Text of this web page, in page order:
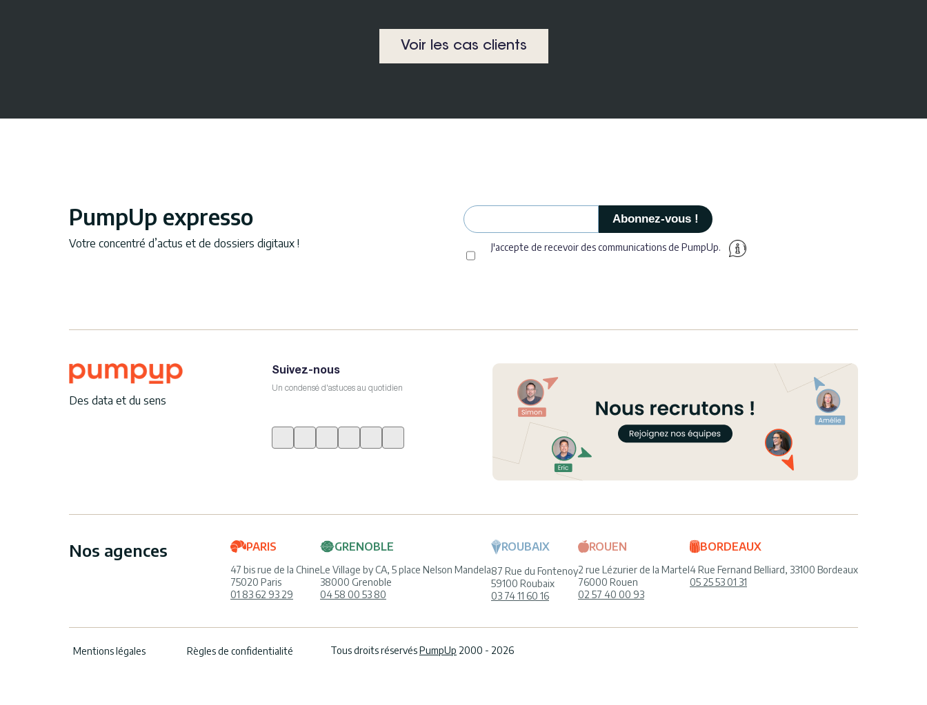
Voir les cas clients
PumpUp expresso
Votre concentré d’actus et de dossiers digitaux ! J'accepte de recevoir des communications de PumpUp.
Des data et du sens
Suivez-nous
Un condensé d'astuces au quotidien
Nos agences PARIS
47 bis rue de la Chine
75020 Paris
01 83 62 93 29
GRENOBLE
Le Village by CA, 5 place Nelson Mandela
38000 Grenoble
04 58 00 53 80
ROUBAIX
87 Rue du Fontenoy
59100 Roubaix
03 74 11 60 16
ROUEN
2 rue Lézurier de la Martel
76000 Rouen
02 57 40 00 93
BORDEAUX
4 Rue Fernand Belliard, 33100 Bordeaux
05 25 53 01 31
Mentions légales Règles de confidentialité Tous droits réservésPumpUp 2000 - 2026